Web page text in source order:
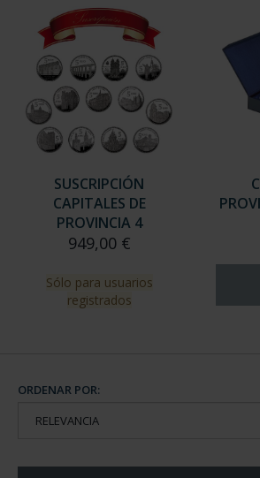
SUSCRIPCIÓN
CAPITALES DE
PROVINCIA 4
949,00 €
Sólo para usuarios
registrados
ORDENAR POR: